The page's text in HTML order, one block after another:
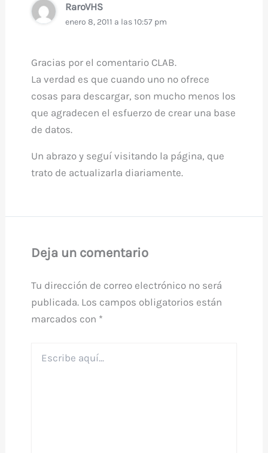
RaroVHS
enero 8, 2011 a las 10:57 pm
Gracias por el comentario CLAB.
La verdad es que cuando uno no ofrece
cosas para descargar, son mucho menos los
que agradecen el esfuerzo de crear una base
de datos.
Un abrazo y seguí visitando la página, que
trato de actualizarla diariamente.
Deja un comentario
Tu dirección de correo electrónico no será
publicada. Los campos obligatorios están
marcados con *
aquí...